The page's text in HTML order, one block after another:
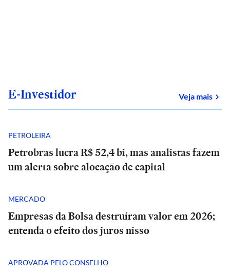
E-Investidor Veja mais
PETROLEIRA
Petrobras lucra R$ 52,4 bi, mas analistas fazem
um alerta sobre alocação de capital
MERCADO
Empresas da Bolsa destruíram valor em 2026;
entenda o efeito dos juros nisso
APROVADA PELO CONSELHO